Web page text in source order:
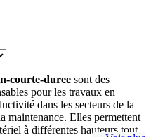
courte-duree sont des
pour les travaux en
dans les secteurs de la
maintenance. Elles permettent
à différentes hauteurs tout